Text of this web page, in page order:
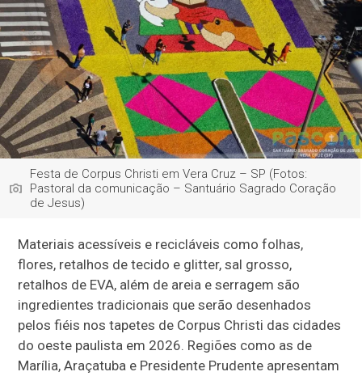
Festa de Corpus Christi em Vera Cruz – SP (Fotos:
Pastoral da comunicação – Santuário Sagrado Coração
de Jesus)
Materiais acessíveis e recicláveis como folhas,
flores, retalhos de tecido e glitter, sal grosso,
retalhos de EVA, além de areia e serragem são
ingredientes tradicionais que serão desenhados
pelos fiéis nos tapetes de Corpus Christi das cidades
do oeste paulista em 2026. Regiões como as de
Marília, Araçatuba e Presidente Prudente apresentam